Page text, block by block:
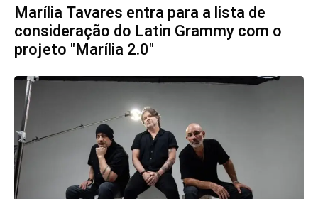
Marília Tavares entra para a lista de
consideração do Latin Grammy com o
projeto "Marília 2.0"